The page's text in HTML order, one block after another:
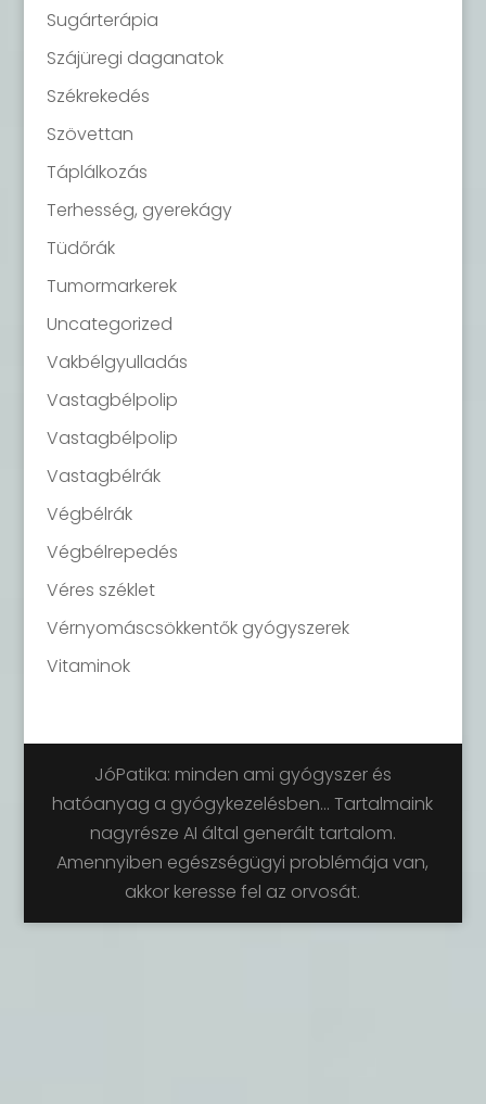
Sugárterápia
Szájüregi daganatok
Székrekedés
Szövettan
Táplálkozás
Terhesség, gyerekágy
Tüdőrák
Tumormarkerek
Uncategorized
Vakbélgyulladás
Vastagbélpolip
Vastagbélpolip
Vastagbélrák
Végbélrák
Végbélrepedés
Véres széklet
Vérnyomáscsökkentők gyógyszerek
Vitaminok
JóPatika: minden ami gyógyszer és
hatóanyag a gyógykezelésben... Tartalmaink
nagyrésze AI által generált tartalom.
Amennyiben egészségügyi problémája van,
akkor keresse fel az orvosát.